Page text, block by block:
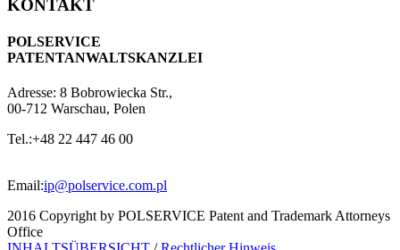
KONTAKT
POLSERVICE
PATENTANWALTSKANZLEI
Adresse: 8 Bobrowiecka Str.,
00-712 Warschau, Polen
Tel.:+48 22 447 46 00
Email:ip@polservice.com.pl
2016 Copyright by POLSERVICE Patent and Trademark Attorneys
Office